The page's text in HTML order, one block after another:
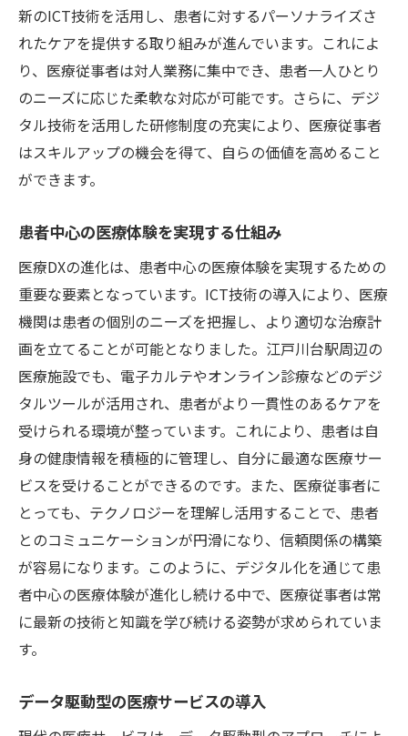
新のICT技術を活用し、患者に対するパーソナライズさ
れたケアを提供する取り組みが進んでいます。これによ
り、医療従事者は対人業務に集中でき、患者一人ひとり
のニーズに応じた柔軟な対応が可能です。さらに、デジ
タル技術を活用した研修制度の充実により、医療従事者
はスキルアップの機会を得て、自らの価値を高めること
ができます。
患者中心の医療体験を実現する仕組み
医療DXの進化は、患者中心の医療体験を実現するための
重要な要素となっています。ICT技術の導入により、医療
機関は患者の個別のニーズを把握し、より適切な治療計
画を立てることが可能となりました。江戸川台駅周辺の
医療施設でも、電子カルテやオンライン診療などのデジ
タルツールが活用され、患者がより一貫性のあるケアを
受けられる環境が整っています。これにより、患者は自
身の健康情報を積極的に管理し、自分に最適な医療サー
ビスを受けることができるのです。また、医療従事者に
とっても、テクノロジーを理解し活用することで、患者
とのコミュニケーションが円滑になり、信頼関係の構築
が容易になります。このように、デジタル化を通じて患
者中心の医療体験が進化し続ける中で、医療従事者は常
に最新の技術と知識を学び続ける姿勢が求められていま
す。
データ駆動型の医療サービスの導入